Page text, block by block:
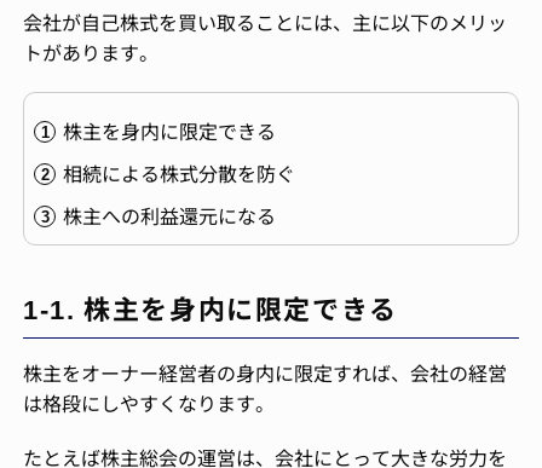
会社が自己株式を買い取ることには、主に以下のメリッ
トがあります。
株主を身内に限定できる
相続による株式分散を防ぐ
株主への利益還元になる
1-1. 株主を身内に限定できる
株主をオーナー経営者の身内に限定すれば、会社の経営
は格段にしやすくなります。
たとえば株主総会の運営は、会社にとって大きな労力を